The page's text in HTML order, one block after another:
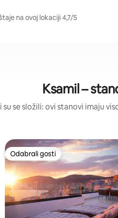
na ovoj lokaciji 4,7/5
Ksamil –
su se složili: ovi stanovi imaju
Odabrali gosti
Odabrali gosti